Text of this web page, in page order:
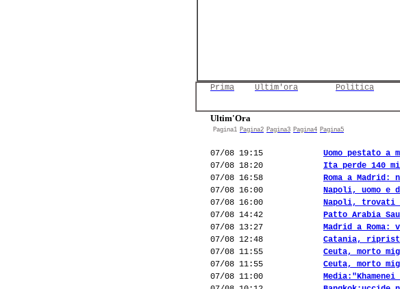
Prima Ultim'ora Politica
Ultim'Ora
Pagina1 Pagina2 Pagina3 Pagina4 Pagina5
07/08 19:15
Uomo pestato a
07/08 18:20
Ita perde 140
07/08 16:58
Roma a Madrid:
07/08 16:00
Napoli, uomo e
07/08 16:00
Napoli, trovati
07/08 14:42
Patto Arabia
07/08 13:27
Madrid a
07/08 12:48
Catania,
07/08 11:55
Ceuta, morto
07/08 11:55
Ceuta, morto
07/08 11:00